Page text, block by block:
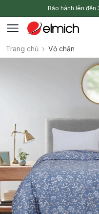
Bảo hành lên đến
Trang chủ Vỏ chăn